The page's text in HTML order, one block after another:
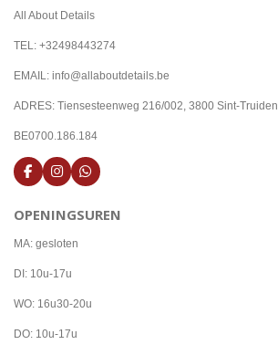
All About Details
TEL: +32498443274
EMAIL: info@allaboutdetails.be
ADRES: Tiensesteenweg 216/002, 3800 Sint-Truiden
BE0700.186.184
F
a
e
o
I
n
t
g
m
W
h
t
OPENINGSUREN
MA: gesloten
DI: 10u-17u
WO: 16u30-20u
DO: 10u-17u